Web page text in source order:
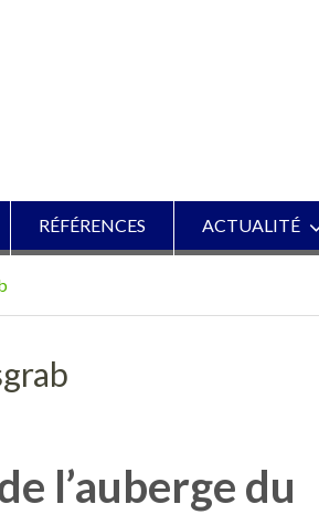
RÉFÉRENCES ACTUALITÉ
l’auberge du